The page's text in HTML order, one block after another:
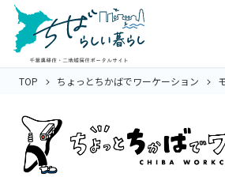
TOP ちょっとちかばでワーケーション